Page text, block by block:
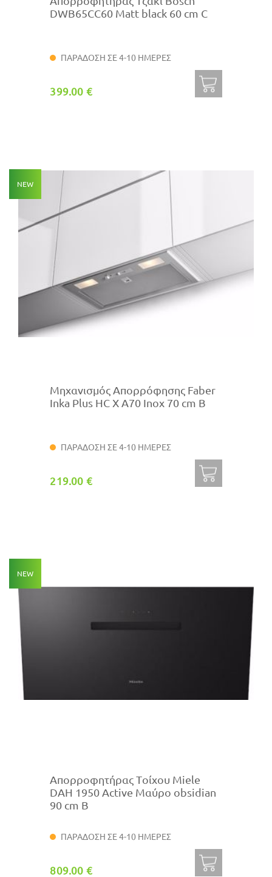
DWB65CC60 Matt black 60 cm C
ΠΑΡΑΔΟΣΗ ΣΕ 4-10 ΗΜΕΡΕΣ
399.00 €
NEW
Μηχανισμός Απορρόφησης Faber
Inka Plus HC X A70 Inox 70 cm B
ΠΑΡΑΔΟΣΗ ΣΕ 4-10 ΗΜΕΡΕΣ
219.00 €
NEW
Απορροφητήρας Tοίχου Miele
DAH 1950 Active Μαύρο obsidian
90 cm B
ΠΑΡΑΔΟΣΗ ΣΕ 4-10 ΗΜΕΡΕΣ
809.00 €